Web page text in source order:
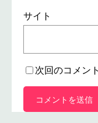
サイト
次回のコメン